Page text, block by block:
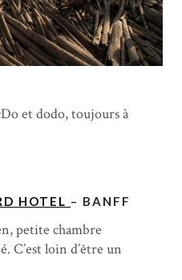
et dodo, toujours à
HOTEL – BANFF
petite chambre
C’est loin d’être un